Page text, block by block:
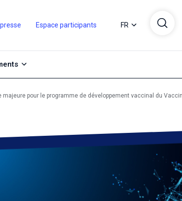
Espace participants FR
majeure pour le programme de développement vaccinal du